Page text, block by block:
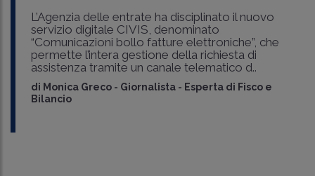
L’Agenzia delle entrate ha disciplinato il nuovo
servizio digitale CIVIS, denominato
“Comunicazioni bollo fatture elettroniche”, che
permette l’intera gestione della richiesta di
assistenza tramite un canale telematico d..
di Monica Greco - Giornalista - Esperta di Fisco e
Bilancio